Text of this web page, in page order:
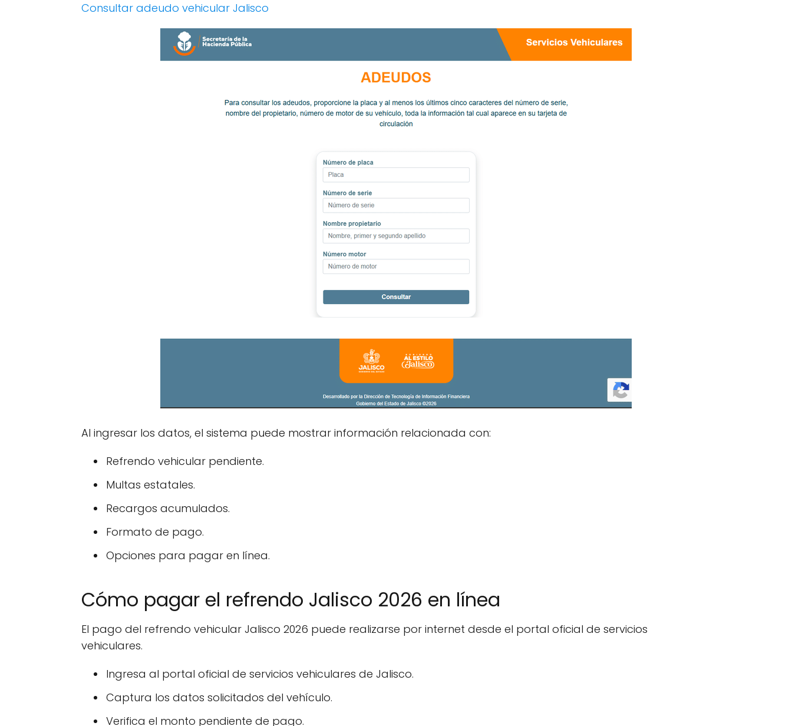
Consultar adeudo vehicular Jalisco
Al ingresar los datos, el sistema puede mostrar información relacionada con:
Refrendo vehicular pendiente.
Multas estatales.
Recargos acumulados.
Formato de pago.
Opciones para pagar en línea.
Cómo pagar el refrendo Jalisco 2026 en línea
El pago del refrendo vehicular Jalisco 2026 puede realizarse por internet desde el portal oficial de servicios
vehiculares.
Ingresa al portal oficial de servicios vehiculares de Jalisco.
Captura los datos solicitados del vehículo.
Verifica el monto pendiente de pago.